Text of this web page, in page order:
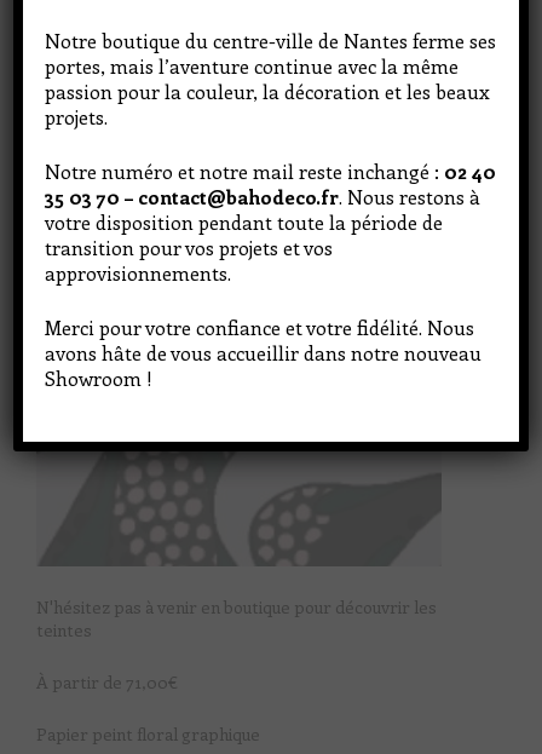
N'hésitez pas à venir en boutique pour découvrir les
teintes
À partir de 71,00€
Papier peint floral graphique
Notre boutique du centre-ville de Nantes ferme ses
portes, mais l’aventure continue avec la même
passion pour la couleur, la décoration et les beaux
projets.
Notre numéro et notre mail reste inchangé : 02 40
35 03 70 – contact@bahodeco.fr. Nous restons à
votre disposition pendant toute la période de
transition pour vos projets et vos
approvisionnements.
Merci pour votre confiance et votre fidélité. Nous
avons hâte de vous accueillir dans notre nouveau
Showroom !